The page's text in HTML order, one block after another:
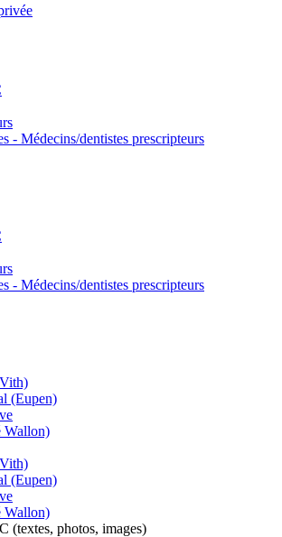
- Médecins/dentistes prescripteurs
- Médecins/dentistes prescripteurs
(Eupen)
Wallon)
(Eupen)
Wallon)
(textes, photos, images)